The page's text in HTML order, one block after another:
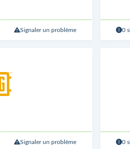
Signaler un problème 0
Signaler un problème 0